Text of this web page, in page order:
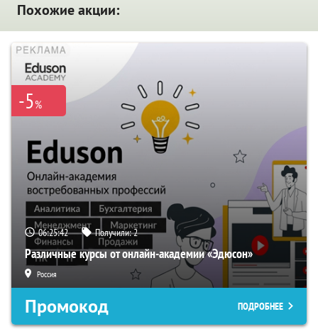
Похожие акции:
-5%
06:25:41 Получили:2
Различные курсы от онлайн-академии «Эдюсон»
Россия
Промокод ПОДРОБНЕЕ